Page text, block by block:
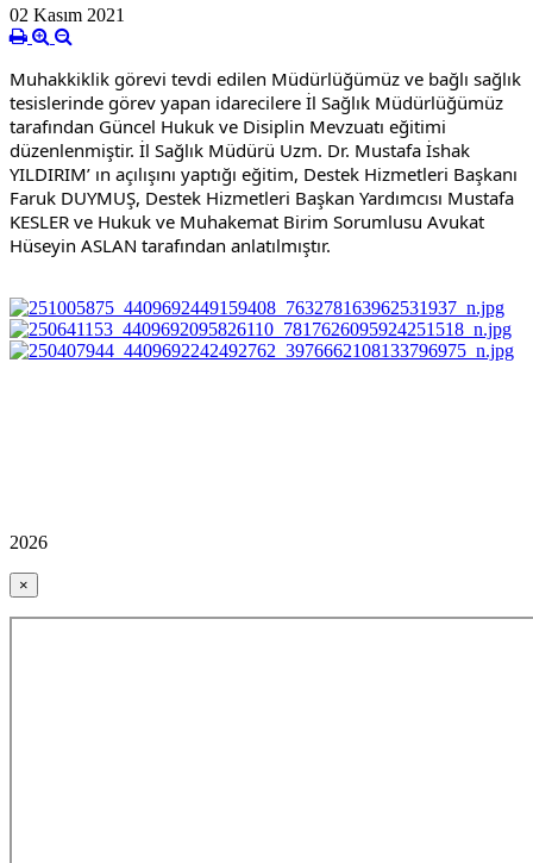
02 Kasım 2021
Muhakkiklik görevi tevdi edilen Müdürlüğümüz ve bağlı sağlık
tesislerinde görev yapan idarecilere İl Sağlık Müdürlüğümüz
tarafından Güncel Hukuk ve Disiplin Mevzuatı eğitimi
düzenlenmiştir. İl Sağlık Müdürü Uzm. Dr. Mustafa İshak
YILDIRIM’ ın açılışını yaptığı eğitim, Destek Hizmetleri Başkanı
Faruk DUYMUŞ, Destek Hizmetleri Başkan Yardımcısı Mustafa
KESLER ve Hukuk ve Muhakemat Birim Sorumlusu Avukat
Hüseyin ASLAN tarafından anlatılmıştır.
2026
×